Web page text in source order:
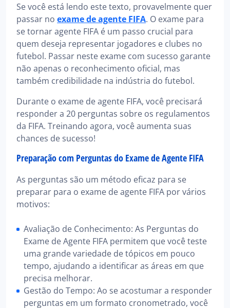
Se você está lendo este texto, provavelmente quer
passar no exame de agente FIFA. O exame para
se tornar agente FIFA é um passo crucial para
quem deseja representar jogadores e clubes no
futebol. Passar neste exame com sucesso garante
não apenas o reconhecimento oficial, mas
também credibilidade na indústria do futebol.
Durante o exame de agente FIFA, você precisará
responder a 20 perguntas sobre os regulamentos
da FIFA. Treinando agora, você aumenta suas
chances de sucesso!
Preparação com Perguntas do Exame de Agente FIFA
As perguntas são um método eficaz para se
preparar para o exame de agente FIFA por vários
motivos:
Avaliação de Conhecimento: As Perguntas do
Exame de Agente FIFA permitem que você teste
uma grande variedade de tópicos em pouco
tempo, ajudando a identificar as áreas em que
precisa melhorar.
Gestão do Tempo: Ao se acostumar a responder
perguntas em um formato cronometrado, você